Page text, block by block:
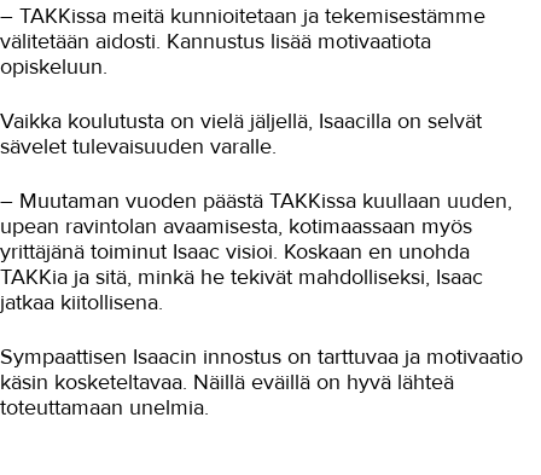
– TAKKissa meitä kunnioitetaan ja tekemisestämme
välitetään aidosti. Kannustus lisää motivaatiota
opiskeluun.
Vaikka koulutusta on vielä jäljellä, Isaacilla on selvät
sävelet tulevaisuuden varalle.
– Muutaman vuoden päästä TAKKissa kuullaan uuden,
upean ravintolan avaamisesta, kotimaassaan myös
yrittäjänä toiminut Isaac visioi. Koskaan en unohda
TAKKia ja sitä, minkä he tekivät mahdolliseksi, Isaac
jatkaa kiitollisena.
Sympaattisen Isaacin innostus on tarttuvaa ja motivaatio
käsin kosketeltavaa. Näillä eväillä on hyvä lähteä
toteuttamaan unelmia.